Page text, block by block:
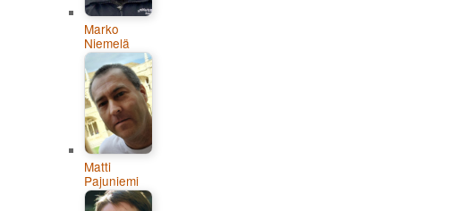
Marko
Niemelä
Matti
Pajuniemi